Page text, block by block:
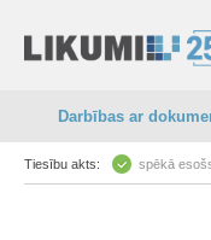
Darbības ar
Tiesību akts: spēkā